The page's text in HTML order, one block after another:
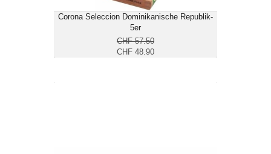
Corona Seleccion Dominikanische Republik-
5er
CHF 57.50
CHF 48.90